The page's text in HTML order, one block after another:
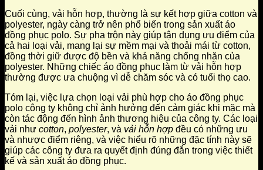
Cuối cùng, vải hỗn hợp, thường là sự kết hợp giữa cotton và
polyester, ngày càng trở nên phổ biến trong sản xuất áo
đồng phục polo. Sự pha trộn này giúp tận dụng ưu điểm của
cả hai loại vải, mang lại sự mềm mại và thoải mái từ cotton,
đồng thời giữ được độ bền và khả năng chống nhăn của
polyester. Những chiếc áo đồng phục làm từ vải hỗn hợp
thường được ưa chuộng vì dễ chăm sóc và có tuổi thọ cao.
Tóm lại, việc lựa chọn loại vải phù hợp cho áo đồng phục
polo công ty không chỉ ảnh hưởng đến cảm giác khi mặc mà
còn tác động đến hình ảnh thương hiệu của công ty. Các loại
vải như cotton, polyester, và vải hỗn hợp đều có những ưu
và nhược điểm riêng, và việc hiểu rõ những đặc tính này sẽ
giúp các công ty đưa ra quyết định đúng đắn trong việc thiết
kế và sản xuất áo đồng phục.